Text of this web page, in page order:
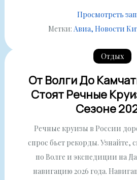
Просмотреть
Метки:Авиа Новости
Отдых
От Волги До
Стоят Речные
Сезоне
Речные круизы в России
спрос бьет рекорды. Узнайте,
по Волге и экспедиции на
навигацию 2026 года.